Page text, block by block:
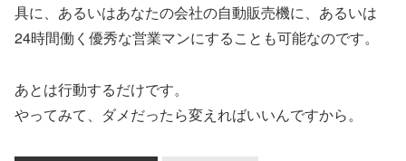
具に、あるいはあなたの会社の自動販売機に、あるいは
24時間働く優秀な営業マンにすることも可能なのです。
あとは行動するだけです。
やってみて、ダメだったら変えればいいんですから。